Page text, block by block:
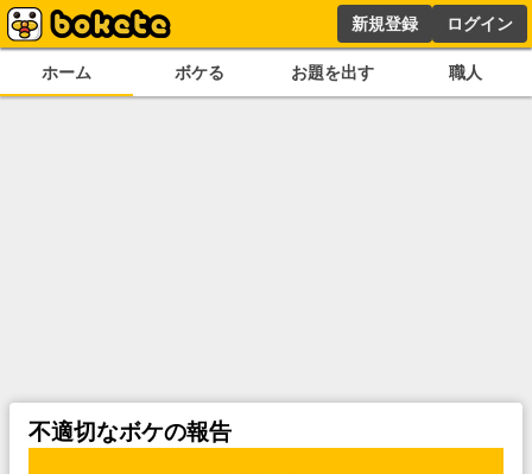
新規登録 ログイン
ホーム ボケる お題を出す 職人
不適切なボケの報告